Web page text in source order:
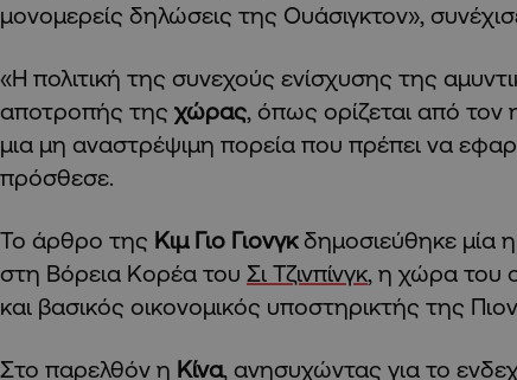
μονομερείς δηλώσεις της Ουάσιγκτον»,
«Η πολιτική της συνεχούς ενίσχυσης της
αποτροπής της χώρας, όπως ορίζεται από τον
μια μη αναστρέψιμη πορεία που πρέπει να
πρόσθεσε.
Το άρθρο της Κιμ Γιο Γιονγκδημοσιεύθηκε μία
στη Βόρεια Κορέα του Σι Τζινπίνγκ, η χώρα του
και βασικός οικονομικός υποστηρικτής της
Στο παρελθόν η Κίνα, ανησυχώντας για το